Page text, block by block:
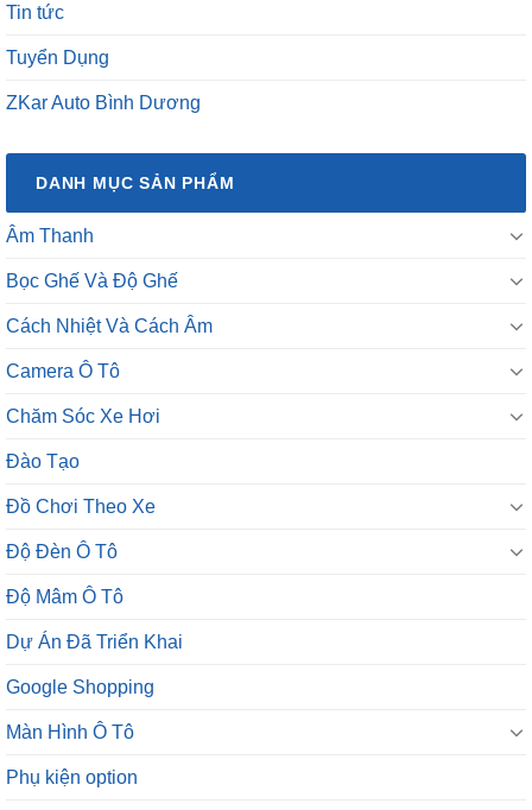
Tin tức
Tuyển Dụng
ZKar Auto Bình Dương
DANH MỤC SẢN PHẨM
Âm Thanh
Bọc Ghế Và Độ Ghế
Cách Nhiệt Và Cách Âm
Camera Ô Tô
Chăm Sóc Xe Hơi
Đào Tạo
Đồ Chơi Theo Xe
Độ Đèn Ô Tô
Độ Mâm Ô Tô
Dự Án Đã Triển Khai
Google Shopping
Màn Hình Ô Tô
Phụ kiện option